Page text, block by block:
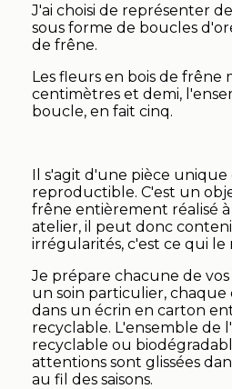
J'ai choisi de représenter
sous forme de boucles
de frêne.
Les fleurs en bois de frêne
centimètres et demi,
boucle, en fait cinq.
Il s'agit d'une pièce unique
reproductible. C'est un
frêne entièrement réalisé
atelier, il peut donc
irrégularités, c'est ce qui
Je prépare chacune de
un soin particulier, chaque
dans un écrin en carton
recyclable. L'ensemble de
recyclable ou
attentions sont glissées
au fil des saisons.